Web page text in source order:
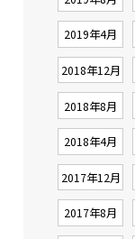
2019年4月
2018年12月
2018年8月
2018年4月
2017年12月
2017年8月